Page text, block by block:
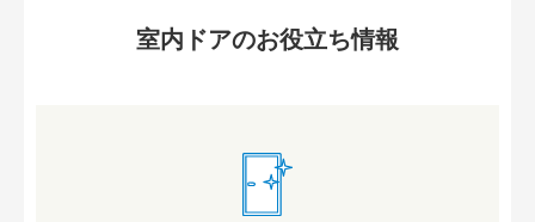
室内ドアのお役立ち情報